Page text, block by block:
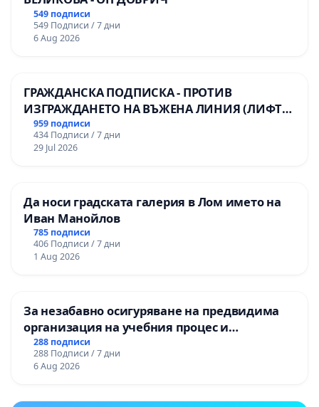
549 подписи
549 Подписи / 7 дни
6 Aug 2026
ГРАЖДАНСКА ПОДПИСКА - ПРОТИВ
ИЗГРАЖДАНЕТО НА ВЪЖЕНА ЛИНИЯ (ЛИФТ)
НА ТЕРИТОРИЯТА НА ПРИРОДНА
ЗАБЕЛЕЖИТЕЛНОСТ „ХЪЛМ НА
ОСВОБОДИТЕЛИТЕ“ (БУНАРДЖИК)
959 подписи
434 Подписи / 7 дни
29 Jul 2026
Да носи градската галерия в Лом името на
Иван Манойлов
785 подписи
406 Подписи / 7 дни
1 Aug 2026
За незабавно осигуряване на предвидима
организация на учебния процес и
гарантиране на правото на равнопоставено
и качествено образование на учениците от
ОУ „Княз Александър I“ и Хуманитарна
288 подписи
288 Подписи / 7 дни
6 Aug 2026